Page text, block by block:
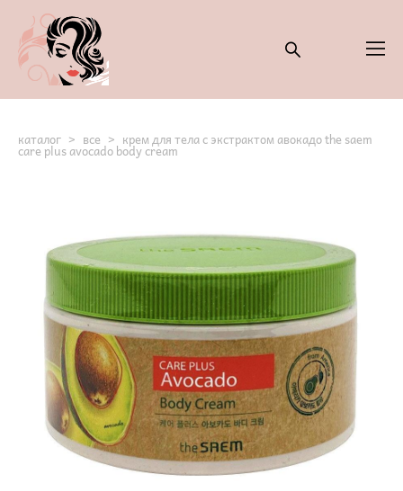
каталог > все > крем для тела с экстрактом авокадо the saem
care plus avocado body cream